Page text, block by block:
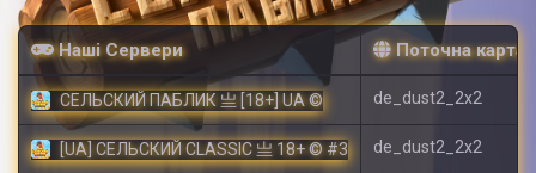
Наші Сервери Поточна карта
СЕЛЬСКИЙ ПАБЛИК 亗 [18+] UA © de_dust2_2x2
[UA] СЕЛЬСКИЙ CLASSIC 亗 18+ © #3 de_dust2_2x2